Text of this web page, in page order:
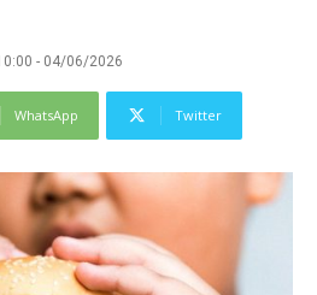
- 04/06/2026
WhatsApp Twitter